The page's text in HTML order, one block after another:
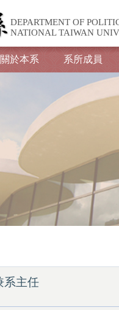
DEPARTMENT OF
NATIONAL TAIWAN
關於本系 系所成員
系主任